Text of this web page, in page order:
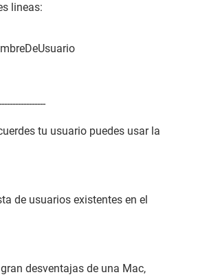
lineas:
tu usuario puedes usar la
de usuarios existentes en el
desventajas de una Mac,